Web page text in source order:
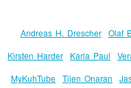
Andreas H. Drescher Olaf
Kirsten Harder
Karla Paul
MyKuhTube Tijen Onaran